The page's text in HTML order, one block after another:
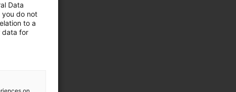
Data
you do not
to a
data for